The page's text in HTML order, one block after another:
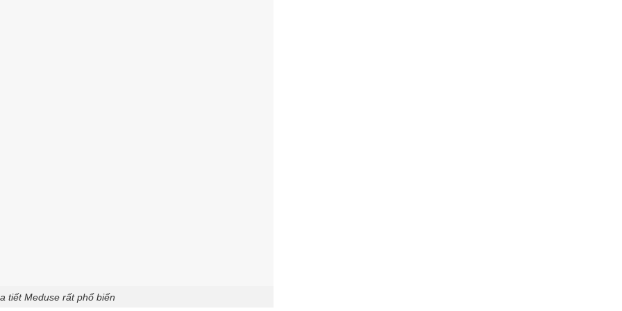
tiết Meduse rất phổ biến